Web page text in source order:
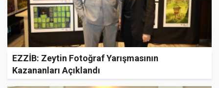
EZZİB: Zeytin Fotoğraf Yarışmasının
Kazananları Açıklandı